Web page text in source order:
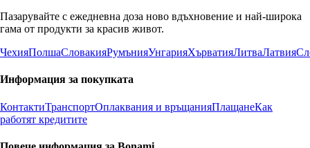
Пазарувайте с ежедневна доза ново вдъхновение и най-широка
гама от продукти за красив живот.
ЧехияПолшаСловакияРумънияУнгарияХърватияЛитваЛатвия
Информация за покупката
КонтактиТранспортОплаквания и връщанияПлащанеКак
работят кредитите